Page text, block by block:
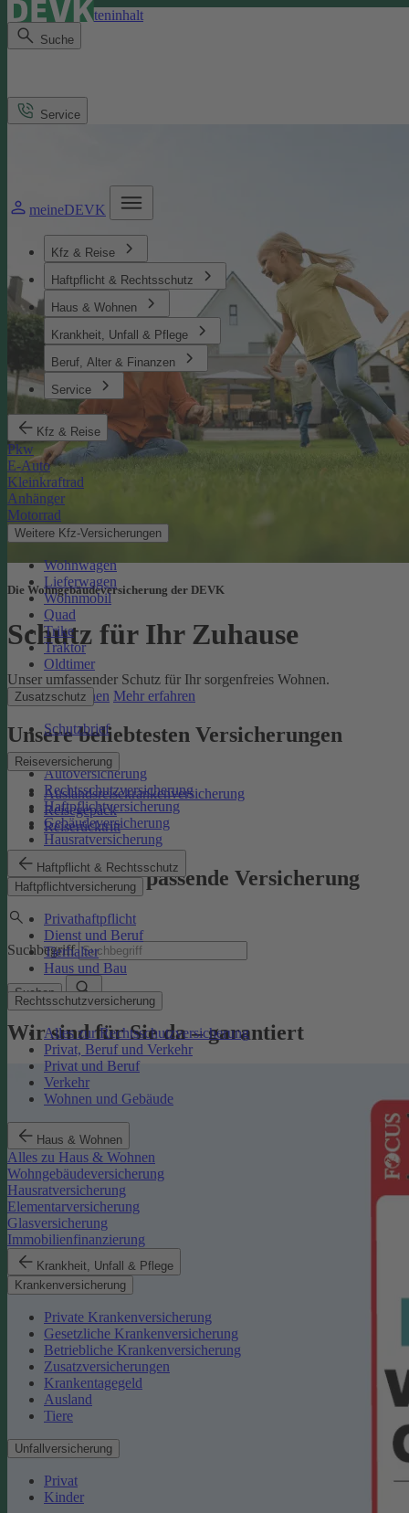
Direkt zum Seiteninhalt
Suche
meineDEVK
Kfz & Reise
Haftpflicht & Rechtsschutz
Haus & Wohnen
Krankheit, Unfall & Pflege
Beruf, Alter & Finanzen
Service
Kfz & Reise
Pkw
E-Auto
Kleinkraftrad
Anhänger
Motorrad
Weitere Kfz-Versicherungen
Wohnwagen
Lieferwagen
Wohnmobil
Quad
Trike
Traktor
Oldtimer
Zusatzschutz
Schutzbrief
Reiseversicherung
Auslandsreisekrankenversicherung
Reisegepäck
Reiserücktritt
Haftpflicht & Rechtsschutz
Haftpflichtversicherung
Privathaftpflicht
Dienst und Beruf
Tierhalter
Haus und Bau
Rechtsschutzversicherung
Alles zur Rechtsschutzversicherung
Privat, Beruf und Verkehr
Privat und Beruf
Verkehr
Wohnen und Gebäude
Haus & Wohnen
Alles zu Haus & Wohnen
Wohngebäudeversicherung
Hausratversicherung
Elementarversicherung
Glasversicherung
Immobilienfinanzierung
Krankheit, Unfall & Pflege
Krankenversicherung
Private Krankenversicherung
Gesetzliche Krankenversicherung
Betriebliche Krankenversicherung
Zusatzversicherungen
Krankentagegeld
Ausland
Tiere
Unfallversicherung
Privat
Kinder
Service
Die Wohngebäudeversicherung der DEVK
Schutz für Ihr Zuhause
Unser umfassender Schutz für Ihr sorgenfreies Wohnen.
Online berechnen Mehr erfahren
Unsere beliebtesten Versicherungen
Autoversicherung
Rechtsschutzversicherung
Haftpflichtversicherung
Gebäudeversicherung
Hausratversicherung
Finden Sie die passende Versicherung
Suchbegriff
Suchen
Wir sind für Sie da – garantiert